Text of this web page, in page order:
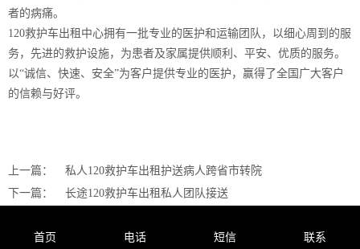
者的病痛。
120救护车出租中心拥有一批专业的医护和运输团队，以细心周到的服
务，先进的救护设施，为患者及家属提供顺利、平安、优质的服务。
以“诚信、快速、安全”为客户提供专业的医护，赢得了全国广大客户
的信赖与好评。
上一篇：
私人120救护车出租护送病人跨省市转院
下一篇：
长途120救护车出租私人团队接送
首页 电话 短信 联系